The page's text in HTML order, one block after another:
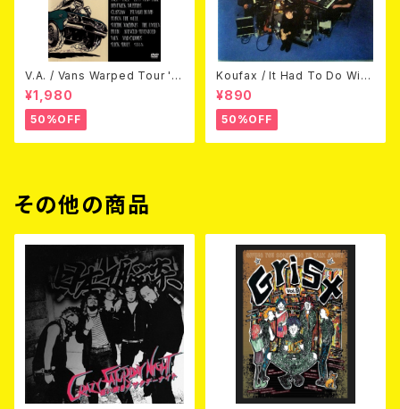
V.A. / Vans Warped Tour '0
3 (DVD)
¥1,980
50%OFF
Koufax / It Had To Do With
Love (CD)
¥890
50%OFF
その他の商品